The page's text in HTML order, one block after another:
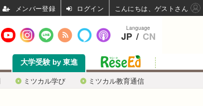
ミツカル学び ミツカル教育通信
大学受験 by 東進
Language
JP / CN
ログイン こんにちは、ゲストさん